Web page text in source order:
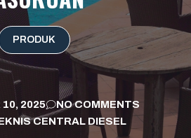
PRODUK
10, 2025
NO COMMENTS
CENTRAL DIESEL